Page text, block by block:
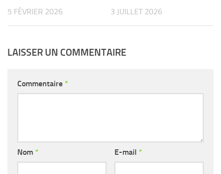
5 FÉVRIER 2026 3 JUILLET 2026
LAISSER UN COMMENTAIRE
Commentaire *
Nom * E-mail *